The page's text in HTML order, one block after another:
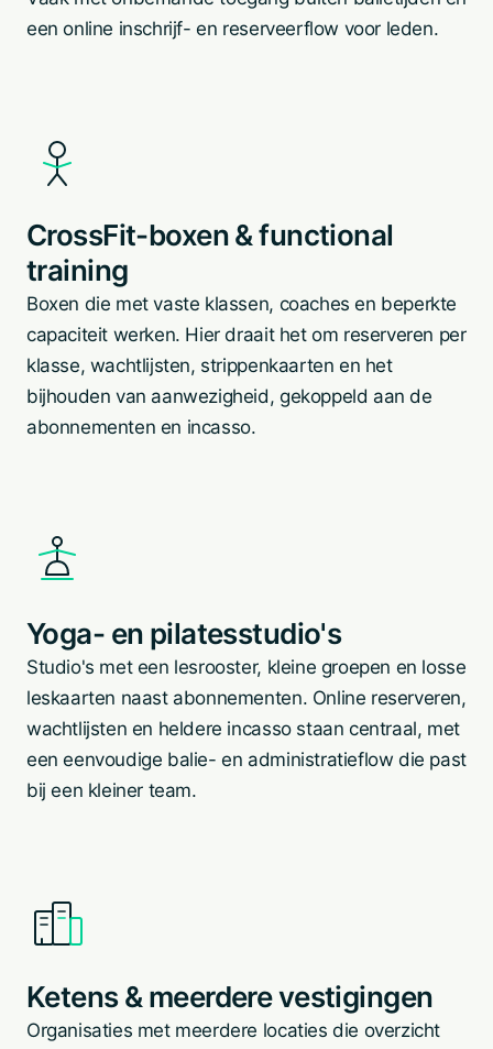
een online inschrijf- en reserveerflow voor leden.
CrossFit-boxen & functional
training
Boxen die met vaste klassen, coaches en beperkte
capaciteit werken. Hier draait het om reserveren per
klasse, wachtlijsten, strippenkaarten en het
bijhouden van aanwezigheid, gekoppeld aan de
abonnementen en incasso.
Yoga- en pilatesstudio's
Studio's met een lesrooster, kleine groepen en losse
leskaarten naast abonnementen. Online reserveren,
wachtlijsten en heldere incasso staan centraal, met
een eenvoudige balie- en administratieflow die past
bij een kleiner team.
Ketens & meerdere vestigingen
Organisaties met meerdere locaties die overzicht